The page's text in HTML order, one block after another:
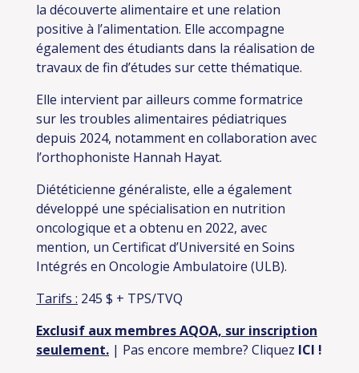
la découverte alimentaire et une relation
positive à l’alimentation. Elle accompagne
également des étudiants dans la réalisation de
travaux de fin d’études sur cette thématique.
Elle intervient par ailleurs comme formatrice
sur les troubles alimentaires pédiatriques
depuis 2024, notamment en collaboration avec
l’orthophoniste Hannah Hayat.
Diététicienne généraliste, elle a également
développé une spécialisation en nutrition
oncologique et a obtenu en 2022, avec
mention, un Certificat d’Université en Soins
Intégrés en Oncologie Ambulatoire (ULB).
Tarifs : 245 $ + TPS/TVQ
Exclusif aux membres AQOA, sur inscription
seulement. | Pas encore membre? Cliquez ICI !